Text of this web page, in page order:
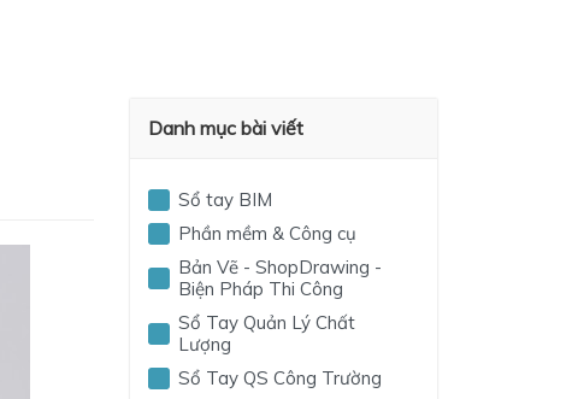
Danh mục bài viết
Sổ tay BIM
Phần mềm & Công cụ
Bản Vẽ - ShopDrawing -
Biện Pháp Thi Công
Sổ Tay Quản Lý Chất
Lượng
Sổ Tay QS Công Trường